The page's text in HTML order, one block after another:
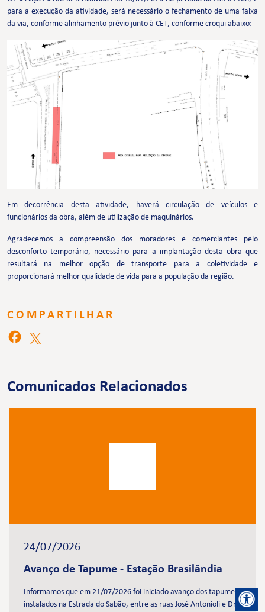
para a execução da atividade, será necessário o fechamento de uma faixa
da via, conforme alinhamento prévio junto à CET, conforme croqui abaixo:
Em decorrência desta atividade, haverá circulação de veículos e
funcionários da obra, além de utilização de maquinários.
Agradecemos a compreensão dos moradores e comerciantes pelo
desconforto temporário, necessário para a implantação desta obra que
resultará na melhor opção de transporte para a coletividade e
proporcionará melhor qualidade de vida para a população da região.
COMPARTILHAR
Comunicados Relacionados
24/07/2026
Avanço de Tapume - Estação Brasilândia
Informamos que em 21/07/2026 foi iniciado avanço dos tapumes
instalados na Estrada do Sabão, entre as ruas José Antonioli e Dr.